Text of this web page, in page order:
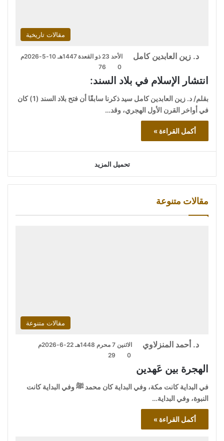
مقالات تاريخية
د. زين العابدين كامل
الأحد 23 ذو القعدة 1447هـ 10-5-2026م
0
76
انتشار الإسلام في بلاد السند:
بقلم/ د. زين العابدين كامل سيد ذكرنا سابقًا أن فتح بلاد السند (1) كان
في أواخر القرن الأول الهجري، وقد…
أكمل القراءة »
تحميل المزيد
مقالات متنوعة
مقالات متنوعة
د. أحمد المنزلاوي
الاثنين 7 محرم 1448هـ 22-6-2026م
0
29
الهجرة بين عَهدين
في البداية كانت مكة، وفي البداية كان محمد ﷺ وفي البداية كانت
النبوة، وفي البداية…
أكمل القراءة »